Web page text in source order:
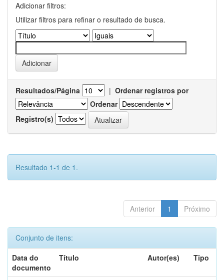
Adicionar filtros:
Utilizar filtros para refinar o resultado de busca.
Resultados/Página | Ordenar registros por
Ordenar
Registro(s)
Resultado 1-1 de 1.
Anterior 1 Próximo
Conjunto de itens:
Data do
documento
Título Autor(es) Tipo